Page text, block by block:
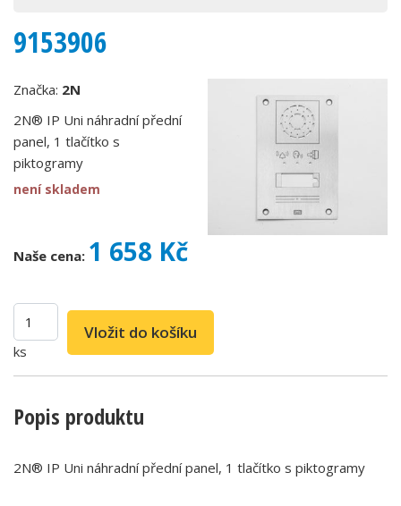
9153906
Značka: 2N
2N® IP Uni náhradní přední
panel, 1 tlačítko s
piktogramy
není skladem
Naše cena: 1 658 Kč
ks
Popis produktu
2N® IP Uni náhradní přední panel, 1 tlačítko s piktogramy